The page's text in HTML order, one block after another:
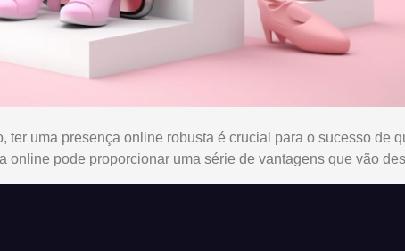
ter uma presença online robusta é crucial para o sucesso
online pode proporcionar uma série de vantagens que vão